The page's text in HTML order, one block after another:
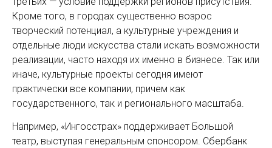
Кроме того, в городах существенно возрос
творческий потенциал, а культурные учреждения и
отдельные люди искусства стали искать возможности
реализации, часто находя их именно в бизнесе. Так или
иначе, культурные проекты сегодня имеют
практически все компании, причем как
государственного, так и регионального масштаба.
Например, «Ингосстрах» поддерживает Большой
театр, выступая генеральным спонсором. Сбербанк